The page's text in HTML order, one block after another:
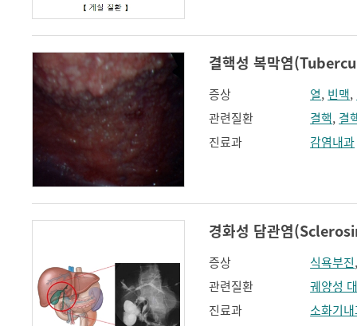
결핵성 복막염
증상 열, 빈맥,
관련질환
결핵, 결
진료과
감염내과
경화성 담관염
증상 식욕부진
관련질환
궤양성
진료과
소화기